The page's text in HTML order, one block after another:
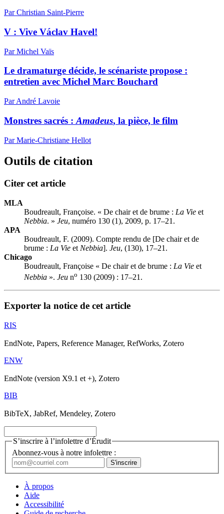
Par Christian Saint-Pierre
V : Vive Václav Havel!
Par Michel Vaïs
Le dramaturge décide, le scénariste propose :
entretien avec Michel Marc Bouchard
Par André Lavoie
Monstres sacrés : Amadeus, la pièce, le film
Par Marie-Christiane Hellot
Outils de citation
Citer cet article
MLA
Boudreault, Françoise. « De chair et de brume : La Vie et
Nebbia. » Jeu, numéro 130 (1), 2009, p. 17–21.
APA
Boudreault, F. (2009). Compte rendu de [De chair et de
brume : La Vie et Nebbia]. Jeu, (130), 17–21.
Chicago
Boudreault, Françoise « De chair et de brume : La Vie et
Nebbia ». Jeu no 130 (2009) : 17–21.
Exporter la notice de cet article
RIS
EndNote, Papers, Reference Manager, RefWorks, Zotero
ENW
EndNote (version X9.1 et +), Zotero
BIB
BibTeX, JabRef, Mendeley, Zotero
S’inscrire à l’infolettre d’Érudit
Abonnez-vous à notre infolettre :
À propos
Aide
Accessibilité